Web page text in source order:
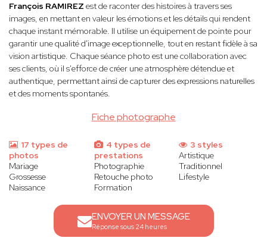
Fiche photographe
François RAMIREZ est de raconter des histoires à travers ses
images, en mettant en valeur les émotions et les détails qui rendent
chaque instant mémorable. Il utilise un équipement de pointe pour
garantir une qualité d'image exceptionnelle, tout en restant fidèle à sa
vision artistique. Chaque séance photo est une collaboration avec
ses clients, où il s'efforce de créer une atmosphère détendue et
authentique, permettant ainsi de capturer des expressions naturelles
et des moments spontanés.
17 types de
photos
Mariage
Grossesse
Naissance
4 types de
prestations
Photographie
Retouche photo
Formation
3 styles
Artistique
Traditionnel
Lifestyle
ENVOYER UN MESSAGE
Réponse sous 24 heures